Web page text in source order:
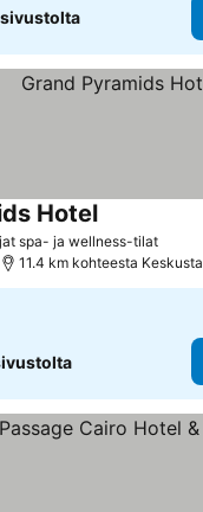
spa- ja wellness-tilat
Hotel
11.4 km kohteesta Keskusta